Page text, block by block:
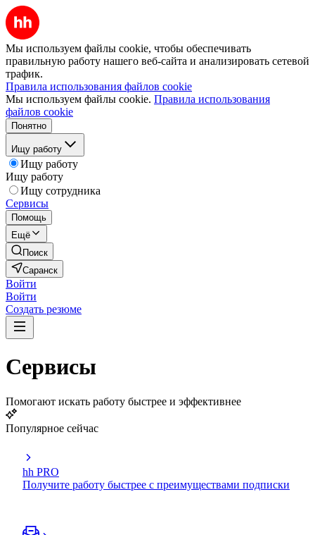
Мы используем файлы cookie, чтобы обеспечивать
правильную работу нашего веб-сайта и анализировать сетевой
трафик.
Правила использования файлов cookie
Мы используем файлы cookie. Правила использования
файлов cookie
Понятно
Ищу работу
Ищу работу
Ищу работу
Ищу сотрудника
Сервисы
Помощь
Ещё
Поиск
Саранск
Войти
Войти
Создать резюме
Сервисы
Помогают искать работу быстрее и эффективнее
Популярное сейчас
hh PRO
Получите работу быстрее с преимуществами подписки